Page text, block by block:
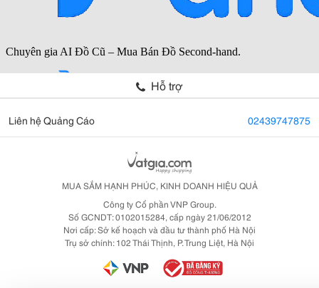
Hỗ trợ
Liên hệ Quảng Cáo 02439747875
MUA SẮM HẠNH PHÚC, KINH DOANH HIỆU QUẢ
Công ty Cổ phần VNP Group.
Số GCNDT: 0102015284, cấp ngày 21/06/2012
Nơi cấp: Sở kế hoạch và đầu tư thành phố Hà Nội
Trụ sở chính: 102 Thái Thịnh, P. Trung Liệt, Hà Nội